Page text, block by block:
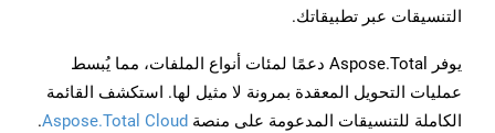
التنسيقات عبر تطبيقاتك.
يوفر Aspose.Total دعمًا لمئات أنواع الملفات، مما يُبسط
عمليات التحويل المعقدة بمرونة لا مثيل لها. استكشف القائمة
الكاملة للتنسيقات المدعومة على منصة Aspose.Total Cloud
.